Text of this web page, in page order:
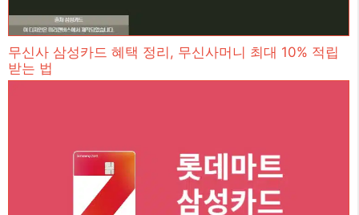
무신사 삼성카드 혜택 정리, 무신사머니 최대 10% 적립
받는 법